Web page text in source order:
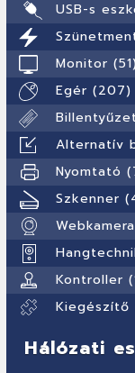
USB-s
Monitor (51)
Egér (207)
Alternatív
Nyomtató
Szkenner
Kontroller
Kiegészítő
Hálózati